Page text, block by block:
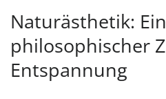
Naturästhetik: Ein
philosophischer
Entspannung